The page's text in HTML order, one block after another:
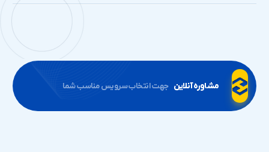
مشاوره آنلاین جهت انتخاب سرویس مناسب شما